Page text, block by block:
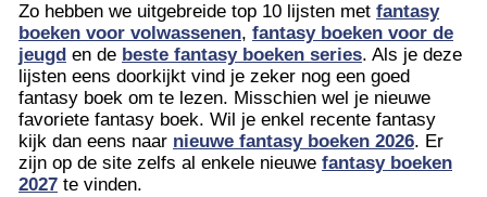
Zo hebben we uitgebreide top 10 lijsten met fantasy
boeken voor volwassenen, fantasy boeken voor de
jeugd en de beste fantasy boeken series. Als je deze
lijsten eens doorkijkt vind je zeker nog een goed
fantasy boek om te lezen. Misschien wel je nieuwe
favoriete fantasy boek. Wil je enkel recente fantasy
kijk dan eens naar nieuwe fantasy boeken 2026. Er
zijn op de site zelfs al enkele nieuwe fantasy boeken
2027 te vinden.